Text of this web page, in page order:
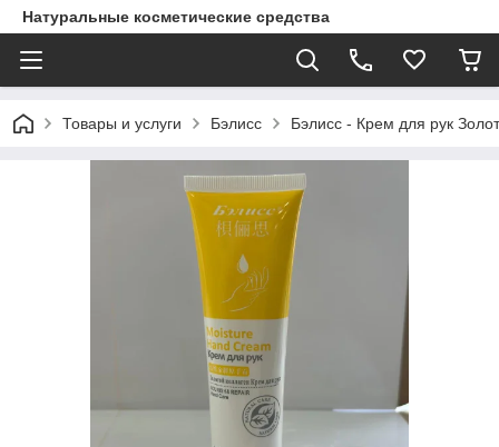
Натуральные косметические средства
Товары и услуги Бэлисс Бэлисс - Крем для рук